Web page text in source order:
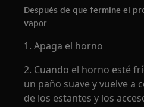
Después de que termine el
vapor
1. Apaga el horno
2. Cuando el horno esté
un paño suave y vuelve a
de los estantes y los